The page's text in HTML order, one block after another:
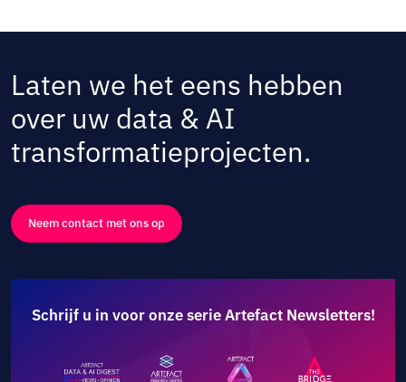
Laten we het eens hebben
over uw data & AI
transformatieprojecten.
Neem contact met ons op
Schrijf u in voor onze serie Artefact Newsletters!